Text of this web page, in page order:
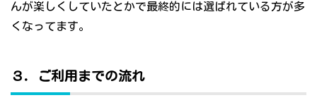
んが楽しくしていたとかで最終的には選ばれている方が多
くなってます。
３．ご利用までの流れ